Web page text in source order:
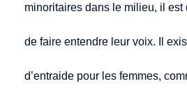
minoritaires dans le milieu, il est
de faire entendre leur voix. Il
d’entraide pour les femmes,